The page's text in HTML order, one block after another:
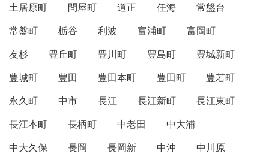
土居原町
問屋町 道正 任海
常盤台
常盤町
栃谷 利波 富浦町
富岡町
友杉
豊丘町 豊川町 豊島町
豊城新町
豊城町
豊田 豊田本町 豊田町
豊若町
永久町
中市 長江 長江新町
長江東町
長江本町
長柄町 中老田
中大浦
中大久保
長岡 長岡新 中沖
中川原